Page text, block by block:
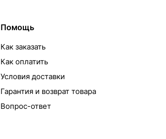
Помощь
Как заказать
Как оплатить
Условия доставки
Гарантия и возврат товара
Вопрос-ответ